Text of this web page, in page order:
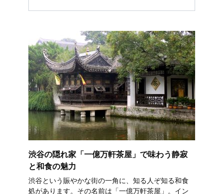
渋谷の隠れ家「一億万軒茶屋」で味わう静寂
と和食の魅力
渋谷という賑やかな街の一角に、知る人ぞ知る和食
処があります。その名前は「一億万軒茶屋」。イン